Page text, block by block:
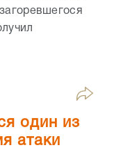
один из
атаки